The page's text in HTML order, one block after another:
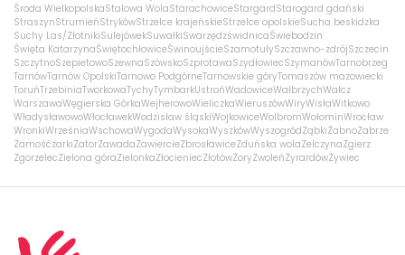
Środa WielkopolskaStalowa WolaStarachowiceStargardStarogard gdański
StraszynStrumieńStrykówStrzelce krajeńskieStrzelce opolskieSucha beskidzka
Suchy Las/ZłotnikiSulejówekSuwałkiSwarzędzświdnicaŚwiebodzin
Święta KatarzynaŚwiętochłowiceŚwinoujścieSzamotułySzczawno-zdrójSzczecin
SzczytnoSzepietowoSzewnaSzówskoSzprotawaSzydłowiecSzymanówTarnobrzeg
TarnówTarnów OpolskiTarnowo PodgórneTarnowskie góryTomaszów mazowiecki
ToruńTrzebiniaTworkowaTychyTymbarkUstrońWadowiceWałbrzychWałcz
WarszawaWęgierska GórkaWejherowoWieliczkaWieruszówWiryWisłaWitkowo
WładysławowoWłocławekWodzisław śląskiWojkowiceWolbromWołominWrocław
WronkiWrześniaWschowaWygodaWysokaWyszkówWyszogródZąbkiŻabnoZabrze
ZamośćżarkiZatorZawadaZawiercieZbrosławiceZduńska wolaZelczynaZgierz
ZgorzelecZielona góraZielonkaZłocieniecZłotówŻoryZwoleńŻyrardówŻywiec